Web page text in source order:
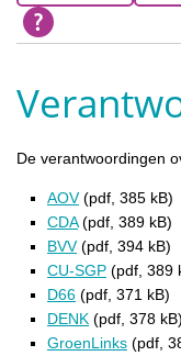
De verantwoordingen
AOV(pdf, 385 kB)
CDA(pdf, 389 kB)
BVV(pdf, 394 kB)
CU-SGP (pdf, 389
D66 (pdf, 371 kB)
DENK (pdf, 378 kB)
GroenLinks (pdf,